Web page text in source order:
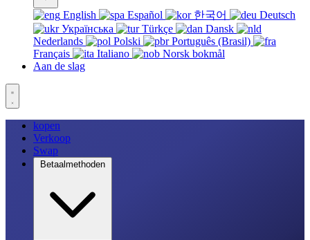
English Español 한국어
Deutsch
Українська
Türkçe
Dansk
Nederlands
Polski
Português (Brasil)
Français
Italiano
Norsk bokmål
Aan de slag
kopen
Verkoop
Swap
Betaalmethoden